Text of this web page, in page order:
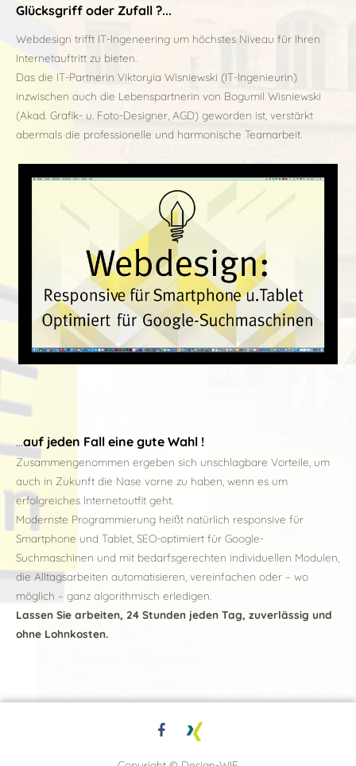
Glücksgriff oder Zufall ?...
Webdesign trifft IT-Ingeneering um höchstes Niveau für Ihren
Internetauftritt zu bieten.
Das die IT-Partnerin Viktoryia Wisniewski (IT-Ingenieurin)
inzwischen auch die Lebenspartnerin von Bogumil Wisniewski
(Akad. Grafik- u. Foto-Designer, AGD) geworden ist, verstärkt
abermals die professionelle und harmonische Teamarbeit.
...auf jeden Fall eine gute Wahl !
Zusammengenommen ergeben sich unschlagbare Vorteile, um
auch in Zukunft die Nase vorne zu haben, wenn es um
erfolgreiches Internetoutfit geht.
Modernste Programmierung heißt natürlich responsive für
Smartphone und Tablet, SEO-optimiert für Google-
Suchmaschinen und mit bedarfsgerechten individuellen Modulen,
die Alltagsarbeiten automatisieren, vereinfachen oder – wo
möglich – ganz algorithmisch erledigen.
Lassen Sie arbeiten, 24 Stunden jeden Tag, zuverlässig und
ohne Lohnkosten.